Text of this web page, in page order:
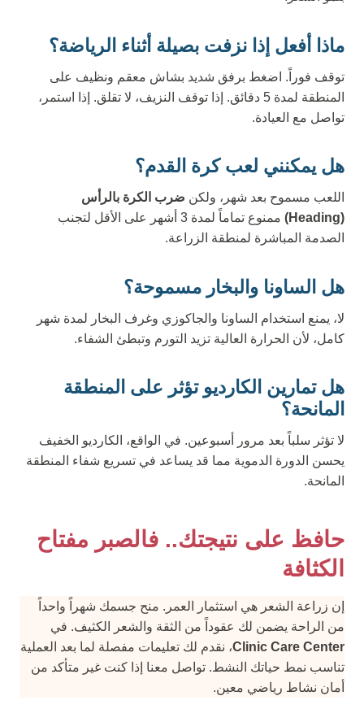
ماذا أفعل إذا نزفت بصيلة أثناء الرياضة؟
توقف فوراً. اضغط برفق شديد بشاش معقم ونظيف على
المنطقة لمدة 5 دقائق. إذا توقف النزيف، لا تقلق. إذا استمر،
تواصل مع العيادة.
هل يمكنني لعب كرة القدم؟
اللعب مسموح بعد شهر، ولكن ضرب الكرة بالرأس
(Heading)
ممنوع تماماً لمدة 3 أشهر على الأقل لتجنب
الصدمة المباشرة لمنطقة الزراعة.
هل الساونا والبخار مسموحة؟
لا، يمنع استخدام الساونا والجاكوزي وغرف البخار لمدة شهر
كامل، لأن الحرارة العالية تزيد التورم وتبطئ الشفاء.
هل تمارين الكارديو تؤثر على المنطقة
المانحة؟
لا تؤثر سلباً بعد مرور أسبوعين. في الواقع، الكارديو الخفيف
يحسن الدورة الدموية مما قد يساعد في تسريع شفاء المنطقة
المانحة.
حافظ على نتيجتك.. فالصبر مفتاح
الكثافة
إن زراعة الشعر هي استثمار العمر. منح جسمك شهراً واحداً
من الراحة يضمن لك عقوداً من الثقة والشعر الكثيف. في
Clinic Care Center، نقدم لك تعليمات مفصلة لما بعد العملية
تناسب نمط حياتك النشط. تواصل معنا إذا كنت غير متأكد من
أمان نشاط رياضي معين.